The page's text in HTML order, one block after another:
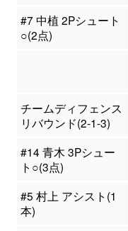
#7 中植 2Pシュート
○(2点)
チームディフェンス
リバウンド(2-1-3)
#14 青木 3Pシュー
ト○(3点)
#5 村上 アシスト(1
本)